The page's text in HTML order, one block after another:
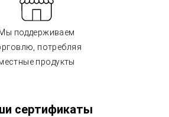
поддерживаем
потребляя
продукты
сертификаты